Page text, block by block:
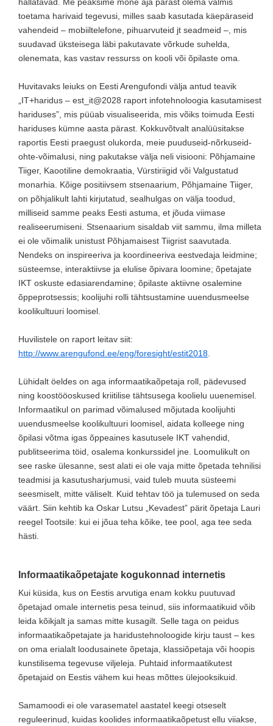
toetama harivaid tegevusi, milles saab kasutada käepäraseid
vahendeid – mobiiltelefone, pihuarvuteid jt seadmeid –, mis
suudavad üksteisega läbi pakutavate võrkude suhelda,
olenemata, kas vastav ressurss on kooli või õpilaste oma.
Huvitavaks leiuks on Eesti Arengufondi välja antud teavik
„IT+haridus – est_it@2028 raport infotehnoloogia kasutamisest
hariduses”, mis püüab visualiseerida, mis võiks toimuda Eesti
hariduses kümne aasta pärast. Kokkuvõtvalt analüüsitakse
raportis Eesti praegust olukorda, meie puuduseid-nõrkuseid-
ohte-võimalusi, ning pakutakse välja neli visiooni: Põhjamaine
Tiiger, Kaootiline demokraatia, Vürstiriigid või Valgustatud
monarhia. Kõige positiivsem stsenaarium, Põhjamaine Tiiger,
on põhjalikult lahti kirjutatud, sealhulgas on välja toodud,
milliseid samme peaks Eesti astuma, et jõuda viimase
realiseerumiseni. Stsenaarium sisaldab viit sammu, ilma milleta
ei ole võimalik unistust Põhjamaisest Tiigrist saavutada.
Nendeks on inspireeriva ja koordineeriva eestvedaja leidmine;
süsteemse, interaktiivse ja elulise õpivara loomine; õpetajate
IKT oskuste edasiarendamine; õpilaste aktiivne osalemine
õppeprotsessis; koolijuhi rolli tähtsustamine uuendusmeelse
koolikultuuri loomisel.
Huvilistele on raport leitav siit:
http://www.arengufond.ee/eng/foresight/estit2018
Lühidalt öeldes on aga informaatikaõpetaja roll, pädevused
ning koostööoskused kriitilise tähtsusega koolielu uuenemisel.
Informaatikul on parimad võimalused mõjutada koolijuhti
uuendusmeelse koolikultuuri loomisel, aidata kolleege ning
õpilasi võtma igas õppeaines kasutusele IKT vahendid,
publitseerima töid, osalema konkurssidel jne. Loomulikult on
see raske ülesanne, sest alati ei ole vaja mitte õpetada tehnilisi
teadmisi ja kasutusharjumusi, vaid tuleb muuta süsteemi
seesmiselt, mitte väliselt. Kuid tehtav töö ja tulemused on seda
väärt. Siin kehtib ka Oskar Lutsu „Kevadest” pärit õpetaja Lauri
reegel Tootsile: kui ei jõua teha kõike, tee pool, aga tee seda
hästi.
Informaatikaõpetajate kogukonnad internetis
Kui küsida, kus on Eestis arvutiga enam kokku puutuvad
õpetajad omale internetis pesa teinud, siis informaatikuid võib
leida kõikjalt ja samas mitte kusagilt. Selle taga on peidus
informaatikaõpetajate ja haridustehnoloogide kirju taust – kes
on oma erialalt loodusainete õpetaja, klassiõpetaja või hoopis
kunstilisema tegevuse viljeleja. Puhtaid informaatikutest
õpetajaid on Eestis vähem kui heas mõttes ülejooksikuid.
Samamoodi ei ole varasematel aastatel keegi otseselt
reguleerinud, kuidas koolides informaatikaõpetust ellu viiakse,